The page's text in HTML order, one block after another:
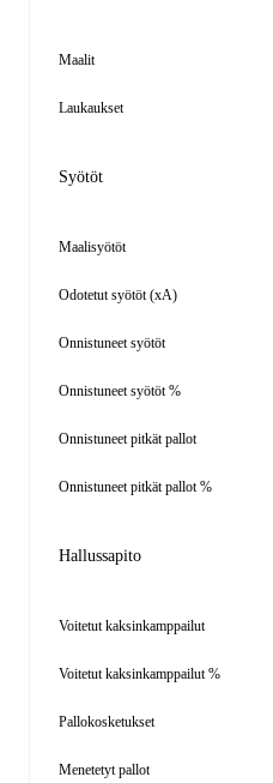
Maalit
Laukaukset
Syötöt
Maalisyötöt
Odotetut syötöt (xA)
Onnistuneet syötöt
Onnistuneet syötöt %
Onnistuneet pitkät pallot
Onnistuneet pitkät pallot %
Hallussapito
Voitetut kaksinkamppailut
Voitetut kaksinkamppailut %
Pallokosketukset
Menetetyt pallot